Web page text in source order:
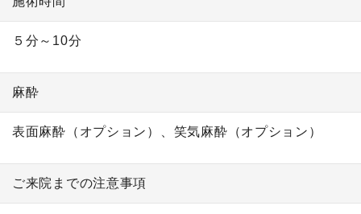
５分～10分
麻酔
表面麻酔（オプション）、笑気麻酔（オプション）
ご来院までの注意事項